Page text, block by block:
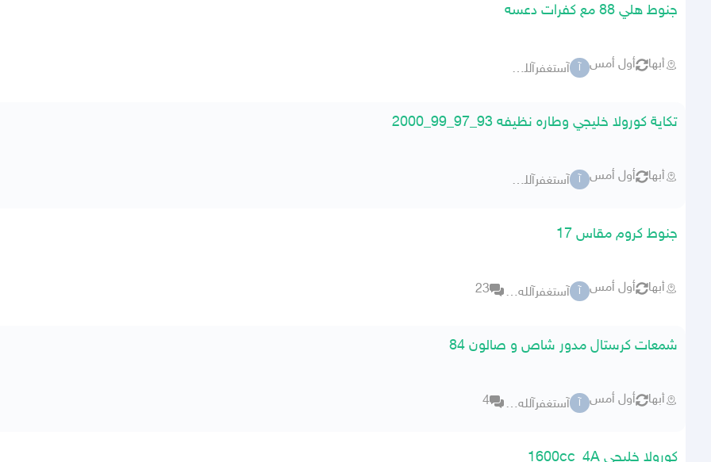
جنوط هلي 88 مع كفرات دعسه
أبها أول أمس آ آستغفرآلله العظيم
تكاية كورولا خليجي وطاره نظيفه 93_97_99_2000
أبها أول أمس آ آستغفرآلله العظيم
جنوط كروم مقاس 17
أبها أول أمس آ آستغفرآلله العظيم 23
شمعات كرستال مدور شاص و صالون 84
أبها أول أمس آ آستغفرآلله العظيم 4
كورولا خليجي 1600cc_4A